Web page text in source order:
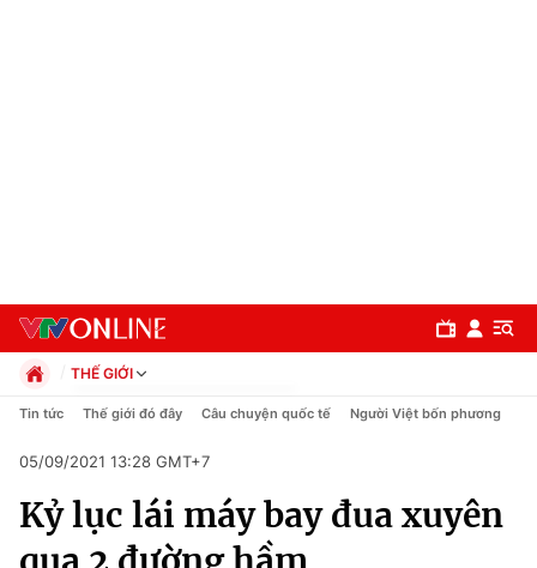
Chuyên mục
Chính trị
THẾ GIỚI
Chính trị
Pháp luật
Kinh tế
Thể thao
Tin tức Thế giới đó đây Câu chuyện quốc tế Người Việt bốn phương
05/09/2021 13:28 GMT+7
Kỷ lục lái máy bay đua xuyên